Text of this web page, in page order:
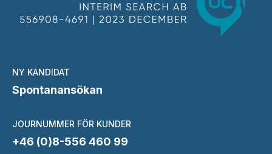
NY KANDIDAT
Spontanansökan
JOURNUMMER FÖR KUNDER
+46 (0)8-556 460 99